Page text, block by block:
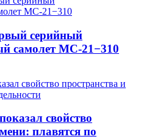
серийный
самолет МС-21−310
свойство
плавятся по